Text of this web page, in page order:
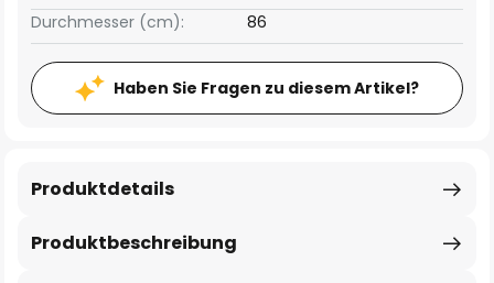
Durchmesser (cm):
86
Haben Sie Fragen zu diesem Artikel?
Produktbeschreibung
Produktdetails